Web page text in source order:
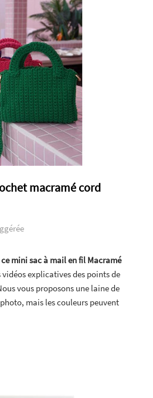
macramé cord
mini sac à mail en fil Macramé
vidéos explicatives des points de
vous proposons une laine de
mais les couleurs peuvent